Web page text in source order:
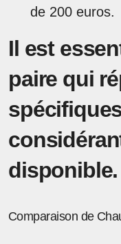
de 200 euros.
Il est
paire qui
disponible.
Comparaison de